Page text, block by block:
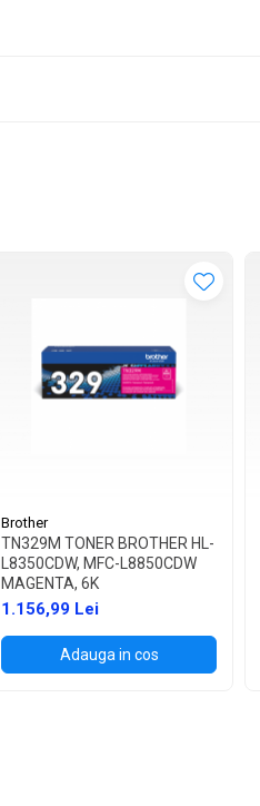
Brother
TN329M TONER BROTHER HL-
L8350CDW, MFC-L8850CDW
MAGENTA, 6K
1.156,99 Lei
Adauga in cos